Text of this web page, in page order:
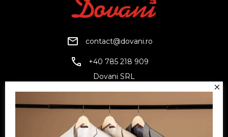
contact@dovani.ro
+40 785 218 909
Dovani SRL
Reg. Com.: J07/1134/1994
Facebook
TwitterYouTube